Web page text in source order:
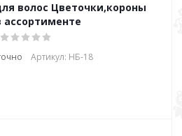
волос Цветочки,короны
ассортименте
Артикул: НБ-18